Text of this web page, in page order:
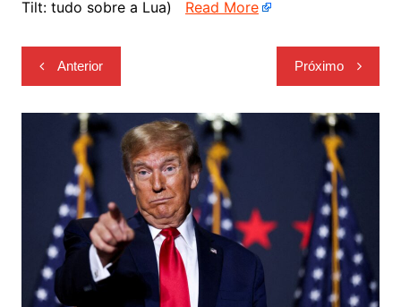
Tilt: tudo sobre a Lua) Read More
Navegação
de
Post
Anterior Próximo